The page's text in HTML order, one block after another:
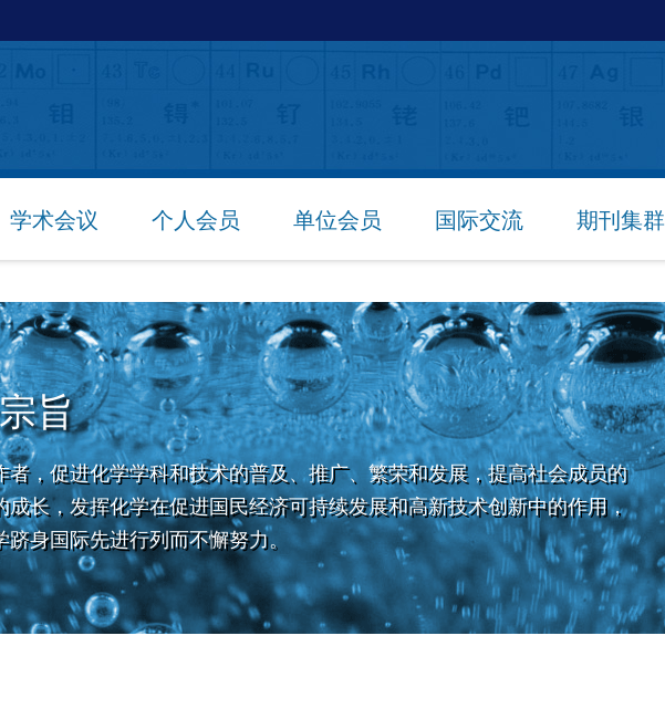
学术会议 个人会员 单位会员 国际交流 期刊集群
旨
者，促进化学学科和技术的普及、推广、繁荣和发展，提高社会成员的
成长，发挥化学在促进国民经济可持续发展和高新技术创新中的作用，
身国际先进行列而不懈努力。